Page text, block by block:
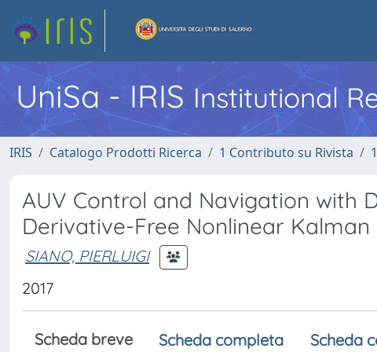
UniSa - IRIS Institutional
IRIS Catalogo Prodotti Ricerca 1 Contributo su Rivista
AUV Control and Navigation with
Derivative-Free Nonlinear Kalman
SIANO, PIERLUIGI
2017
Scheda breve Scheda completa Scheda